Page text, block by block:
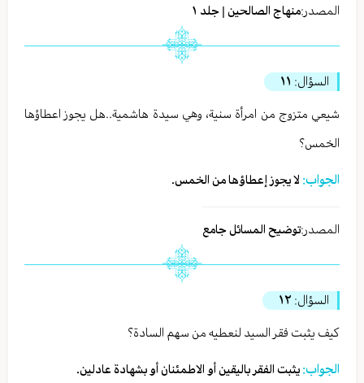
المصدر:منهاج الصالحين | جلد ١
السؤال: ١١
شيعي متزوج من امرأة سنية، وهي سيدة هاشمية..هل يجوز اعطاؤها
الخمس؟
الجواب: لا يجوز إعطاؤها من الخمس.
المصدر:توضيح المسائل جامع
السؤال: ١٢
كيف يثبت فقر السيد لنعطيه من سهم السادة؟
الجواب: يثبت الفقر باليقين أو الاطمئنان أو بشهادة عادلين.